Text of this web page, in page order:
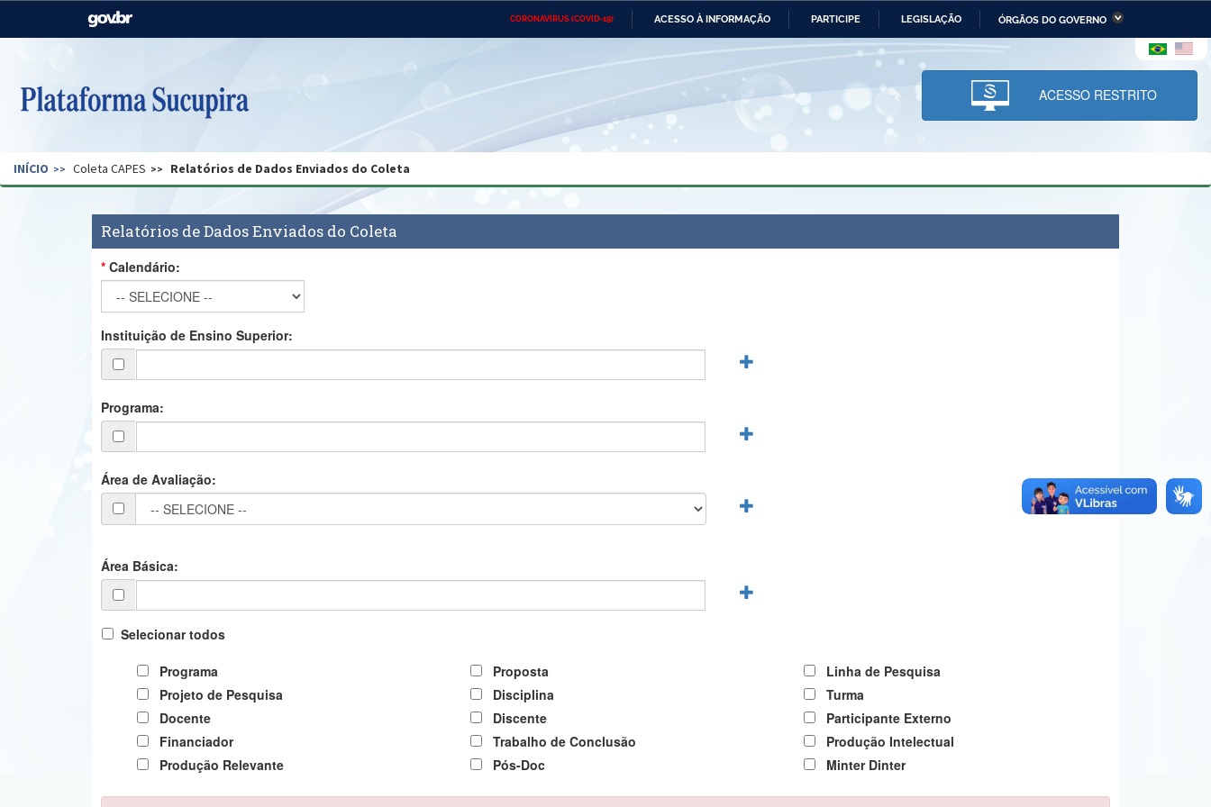
CORONAVÍRUS (COVID-19) ACESSO À INFORMAÇÃO PARTICIPE LEGISLAÇÃO ÓRGÃOS DO GOVERNO
Casa Civil Ministério das Relações Ministério da Economia Ministério da Infraestrutura
Pecuária e Abastecimento
Ministério da Ciência,
Tecnologia, Inovações e
Comunicações
Ministério do Desenvolvimento
Regional e dos Direitos Humanos
Secretaria de Governo Gabinete de Segurança Advocacia-Geral da União Banco Central do Brasil Planalto
ACESSO RESTRITO
INÍCIO Coleta CAPES Relatórios de Dados Enviados do Coleta
Relatórios de Dados Enviados do Coleta
Calendário:
Instituição de Ensino Superior:
Programa:
Área de Avaliação:
Área Básica:
Selecionar todos
Programa Proposta
Linha de Pesquisa
Projeto de Pesquisa
Disciplina
Turma
Docente
Discente
Participante Externo
Financiador
Trabalho de Conclusão
Produção Intelectual
Produção Relevante
Pós-Doc Minter Dinter